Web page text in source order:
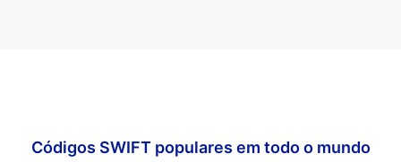
Códigos SWIFT populares em todo o mundo